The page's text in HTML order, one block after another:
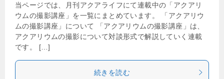
当ページでは、月刊アクアライフにて連載中の「アクアリ
ウムの撮影講座」を一覧にまとめています。 「アクアリウ
ムの撮影講座」について 「アクアリウムの撮影講座」は、
アクアリウムの撮影について対談形式で解説していく連載
です。 […]
続きを読む